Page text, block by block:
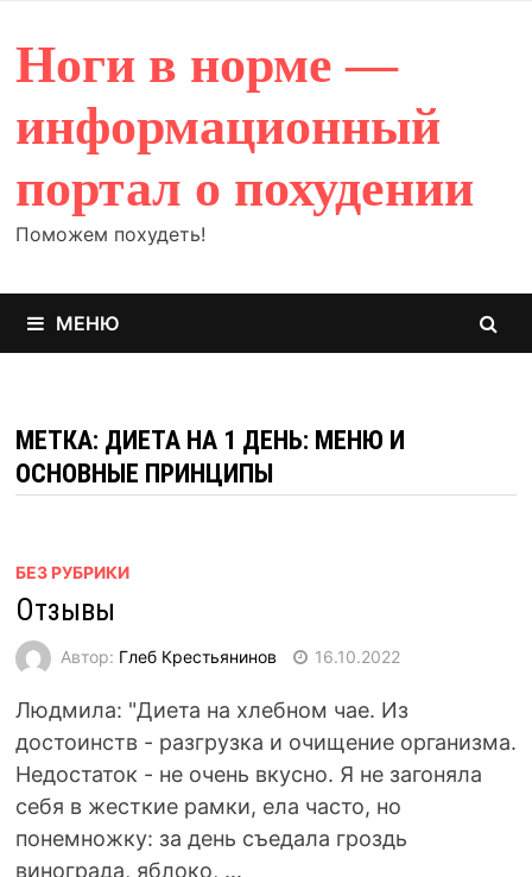
содержимому
Ноги в норме —
информационный
портал о похудении
Поможем похудеть!
МЕНЮ
МЕТКА: ДИЕТА НА 1 ДЕНЬ: МЕНЮ И
ОСНОВНЫЕ ПРИНЦИПЫ
БЕЗ РУБРИКИ
Отзывы
Автор: Глеб Крестьянинов 16.10.2022
Людмила: "Диета на хлебном чае. Из
достоинств - разгрузка и очищение организма.
Недостаток - не очень вкусно. Я не загоняла
себя в жесткие рамки, ела часто, но
понемножку: за день съедала гроздь
винограда, яблоко, ...